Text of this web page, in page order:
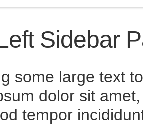
Sidebar
some large text
dolor sit
tempor